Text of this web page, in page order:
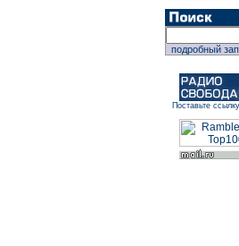
подробный
Поставьте